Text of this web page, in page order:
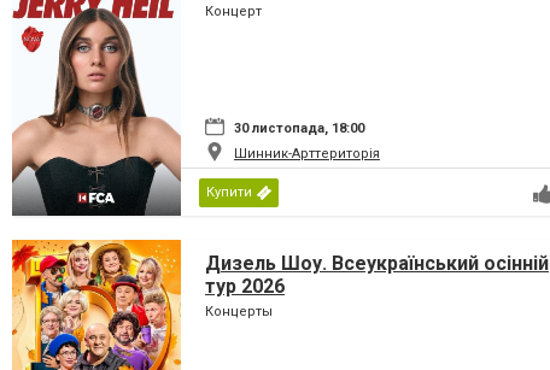
Концерт
30 листопада, 18:00
Шинник-Арттериторія
Купити
Дизель Шоу. Всеукраїнський осінній
тур 2026
Концерты